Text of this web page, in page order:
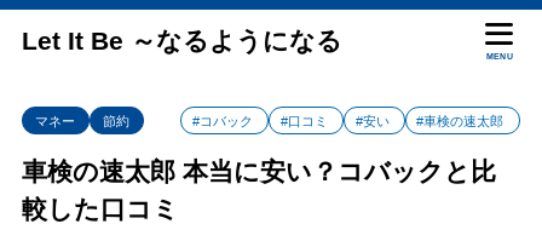
Let It Be ～なるようになる
MENU
マネー 節約 #コバック #口コミ #安い #車検の速太郎
車検の速太郎 本当に安い？コバックと比
較した口コミ